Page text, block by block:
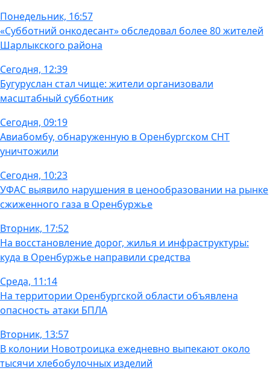
Понедельник, 16:57
«Субботний онкодесант» обследовал более 80 жителей
Шарлыкского района
Сегодня, 12:39
Бугуруслан стал чище: жители организовали
масштабный субботник
Сегодня, 09:19
Авиабомбу, обнаруженную в Оренбургском СНТ
уничтожили
Сегодня, 10:23
УФАС выявило нарушения в ценообразовании на рынке
сжиженного газа в Оренбуржье
Вторник, 17:52
На восстановление дорог, жилья и инфраструктуры:
куда в Оренбуржье направили средства
Среда, 11:14
На территории Оренбургской области объявлена
опасность атаки БПЛА
Вторник, 13:57
В колонии Новотроицка ежедневно выпекают около
тысячи хлебобулочных изделий